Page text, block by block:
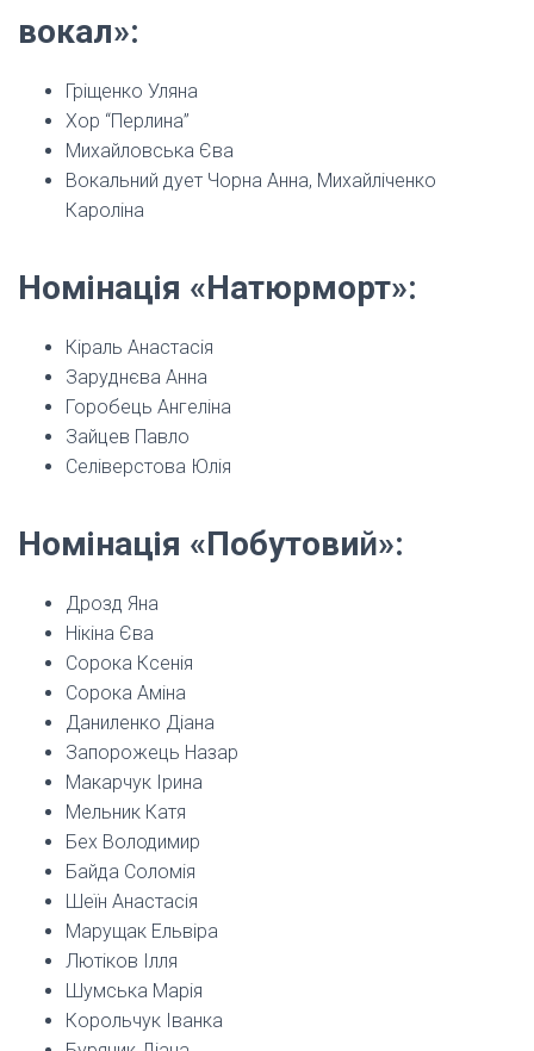
вокал»:
Гріщенко Уляна
Хор “Перлина”
Михайловська Єва
Вокальний дует Чорна Анна, Михайліченко
Кароліна
Номінація «Натюрморт»:
Кіраль Анастасія
Заруднєва Анна
Горобець Ангеліна
Зайцев Павло
Селіверстова Юлія
Номінація «Побутовий»:
Дрозд Яна
Нікіна Єва
Сорока Ксенія
Сорока Аміна
Даниленко Діана
Запорожець Назар
Макарчук Ірина
Мельник Катя
Бех Володимир
Байда Соломія
Шеїн Анастасія
Марущак Ельвіра
Лютіков Ілля
Шумська Марія
Корольчук Іванка